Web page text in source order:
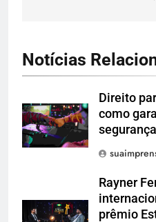
Notícias
Direito
como
Rayner
prêmio